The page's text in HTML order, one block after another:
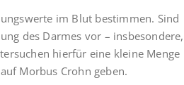
im Blut bestimmen. Sind
des Darmes vor – insbesondere,
hierfür eine kleine Menge
Morbus Crohn geben.